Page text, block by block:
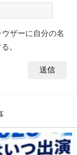
ザーに自分の名
。